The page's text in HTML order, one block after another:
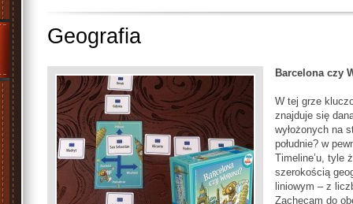
Geografia
Barcelona czy
W tej grze
znajduje się
wyłożonych na
południe? w
Timeline’u, tyle
szerokością
liniowym – z
Zachęcam do